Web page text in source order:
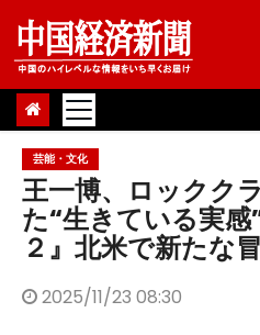
Skip
content
芸能・文化
王一博、ロックク
た“生きている実
２』北米で新たな
2025/11/23 08:30